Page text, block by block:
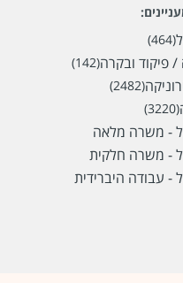
המעסיק לא סיפר לנו
משמרות,
עבודה בלילה
חיפה
(464)
פיקוד ובקרה(142)
(2482)
(3220)
- משרה מלאה
- משרה חלקית
- עבודה היברידית